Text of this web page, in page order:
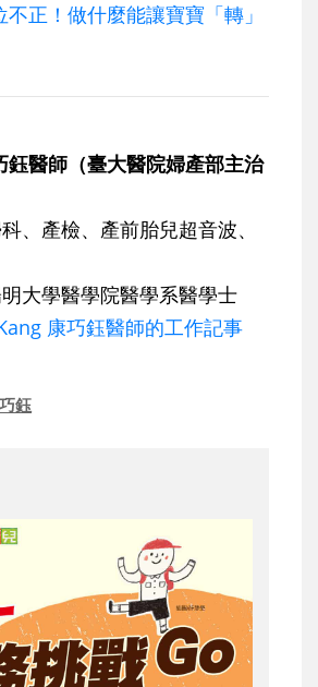
不正！做什麼能讓寶寶「轉」
鈺醫師（臺大醫院婦產部主治
、產檢、產前胎兒超音波、
大學醫學院醫學系醫學士
康巧鈺醫師的工作記事
鈺